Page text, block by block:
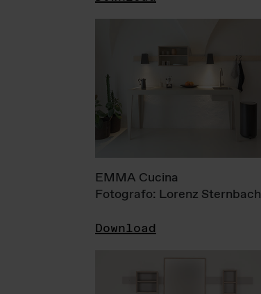
EMMA Cucina
Fotografo: Lorenz Sternbach
Download